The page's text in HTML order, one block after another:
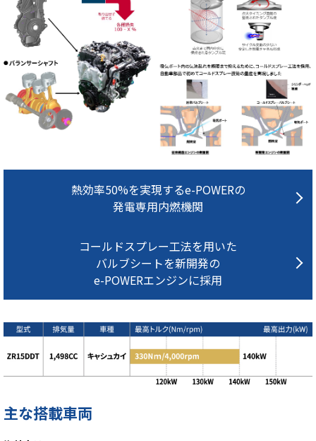
熱効率50%を実現するe-POWERの
発電専用内燃機関
コールドスプレー工法を用いた
バルブシートを新開発の
e-POWERエンジンに採用
主な搭載車両